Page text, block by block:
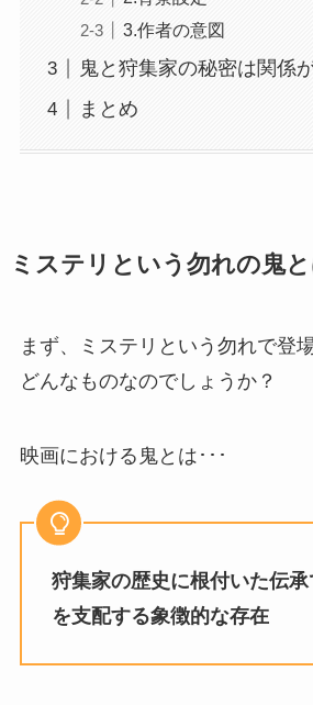
3.作者の意図
鬼と狩集家の秘密は関係
まとめ
ミステリという勿れの鬼
まず、ミステリという勿れで登
どんなものなのでしょうか？
映画における鬼とは･･･
狩集家の歴史に根付いた伝
を支配する象徴的な存在